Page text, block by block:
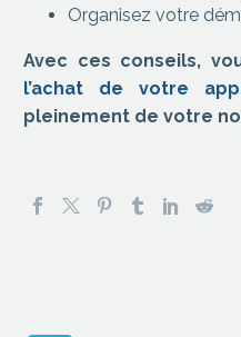
Organisez votre
Avec ces conseils,
l’achat de votre
pleinement de votre